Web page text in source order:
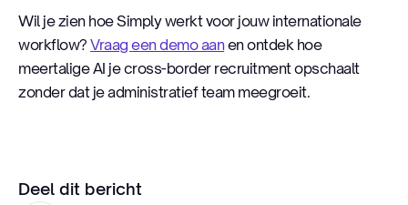
Wil je zien hoe Simply werkt voor jouw internationale
workflow?Vraag een demo aanen ontdek hoe
meertalige AI je cross-border recruitment opschaalt
zonder dat je administratief team meegroeit.
Deel dit bericht